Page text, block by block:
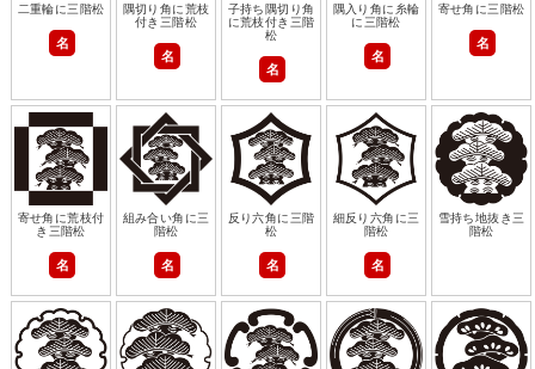
二重輪に三階松
名
隅切り角に荒枝
付き三階松
名
子持ち隅切り角
に荒枝付き三階
松
名
隅入り角に糸輪
に三階松
名
寄せ角に三階松
名
寄せ角に荒枝付
き三階松
名
組み合い角に三
階松
名
反り六角に三階
松
名
細反り六角に三
階松
名
雪持ち地抜き三
階松